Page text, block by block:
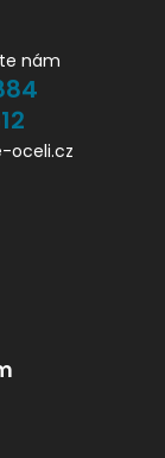
nám
oceli.cz